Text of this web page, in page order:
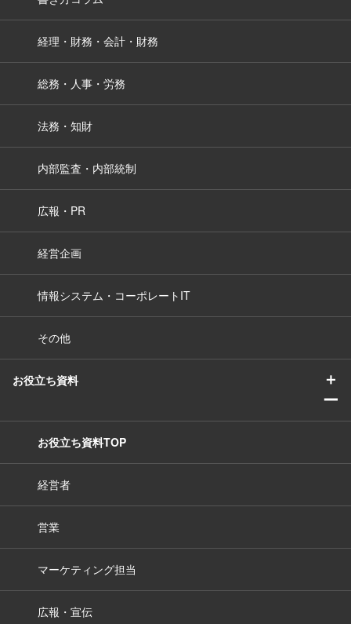
経理・財務・会計・財務
総務・人事・労務
法務・知財
内部監査・内部統制
広報・PR
経営企画
情報システム・コーポレートIT
その他
お役立ち資料
＋
ー
お役立ち資料TOP
経営者
営業
マーケティング担当
広報・宣伝